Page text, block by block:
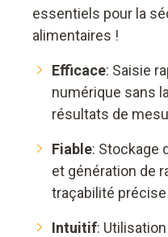
essentiels pour la
alimentaires !
Efficace: Saisie
numérique sans
résultats de
Fiable: Stockage
et génération de
traçabilité précise
Intuitif: